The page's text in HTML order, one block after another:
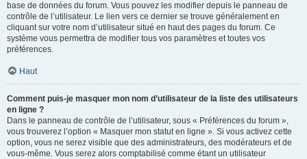
base de données du forum. Vous pouvez les modifier depuis le panneau de
contrôle de l’utilisateur. Le lien vers ce dernier se trouve généralement en
cliquant sur votre nom d’utilisateur situé en haut des pages du forum. Ce
système vous permettra de modifier tous vos paramètres et toutes vos
préférences.
Haut
Comment puis-je masquer mon nom d’utilisateur de la liste des utilisateurs
en ligne ?
Dans le panneau de contrôle de l’utilisateur, sous « Préférences du forum »,
vous trouverez l’option « Masquer mon statut en ligne ». Si vous activez cette
option, vous ne serez visible que des administrateurs, des modérateurs et de
vous-même. Vous serez alors comptabilisé comme étant un utilisateur